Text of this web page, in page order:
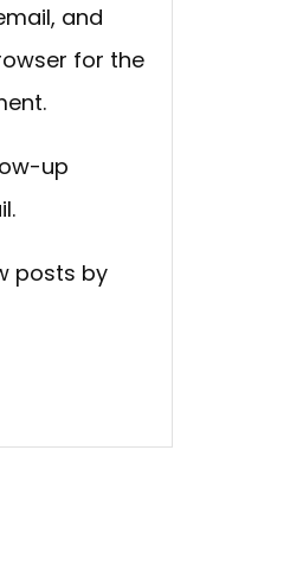
and
for the
up
posts by